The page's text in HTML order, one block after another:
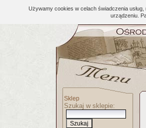
Używamy cookies w celach świadczenia
urządzeniu.
Sklep
Szukaj w sklepie: